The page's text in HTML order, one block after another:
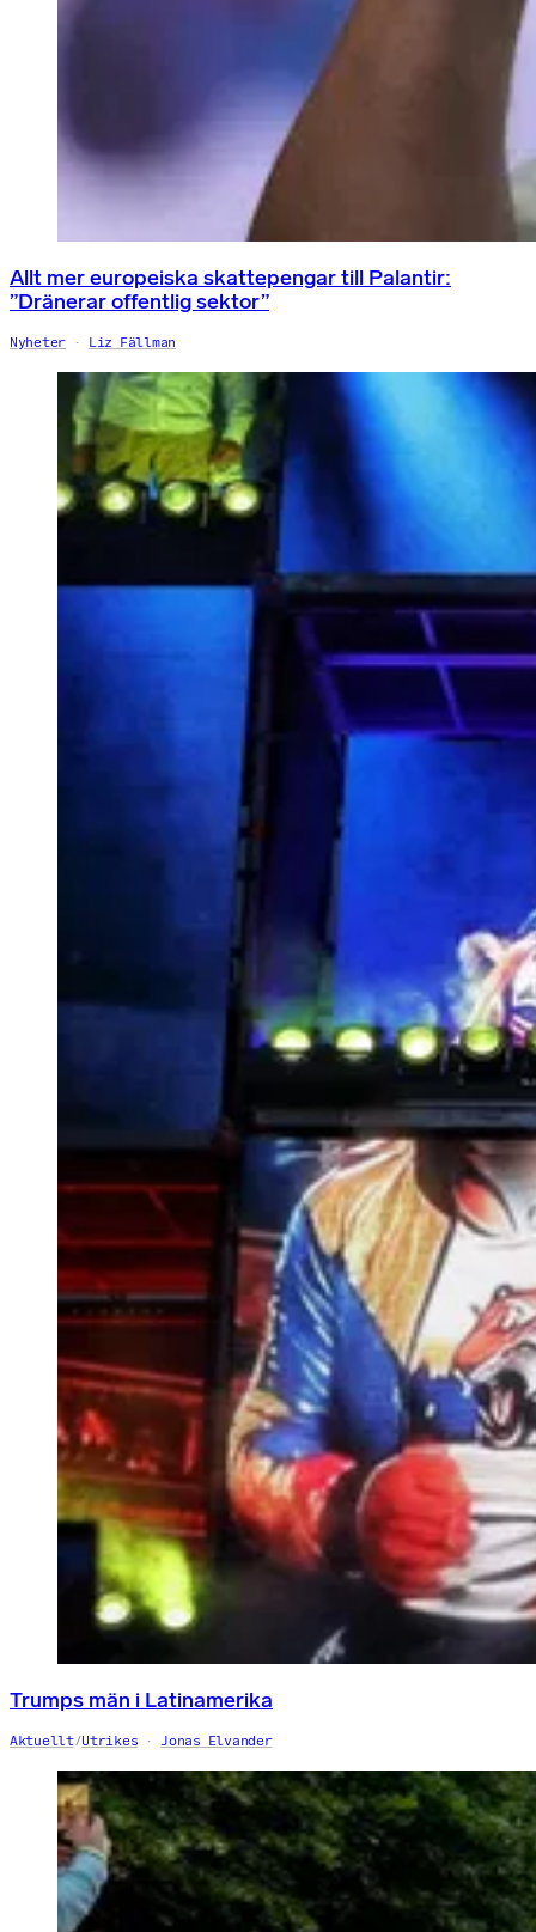
Allt mer europeiska skattepengar till Palantir:
”Dränerar offentlig sektor”
Nyheter Liz Fällman
Trumps män i Latinamerika
Aktuellt/Utrikes Jonas Elvander